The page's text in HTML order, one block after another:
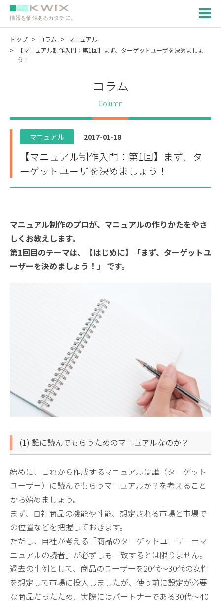
情報を価値あるカタチに。
トップ コラム
マニュアル
【マニュアル制作入門：第1回】まず、ターゲットユーザを決めましょ
う！
コラム
Column
マニュアル 2017-01-18
【マニュアル制作入門：第1回】まず、タ
ーゲットユーザを決めましょう！
マニュアル制作のプロが、マニュアルの作りかたをやさ
しくお教えします。
第1回目のテーマは、【はじめに】「まず、ターゲットユ
ーザーを決めましょう！」 です。
(1) 誰に読んでもらうためのマニュアルなのか？
始めに、これから作成するマニュアルは誰（ターゲット
ユーザー）に読んでもらうマニュアルか？を考えること
から始めましょう。
まず、自社商品の機能や性能、想定される市場と市場で
の位置などを把握しておきます。
ただし、自社が考える「商品のターゲットユーザー＝マ
ニュアルの読者」が必ずしも一致するとは限りません。
過去の事例として、商品のユーザーを20代～30代の女性
を想定して市場に投入しましたが、使う前に設定が必要
な商品だったため、実際にはパートナーである30代～40